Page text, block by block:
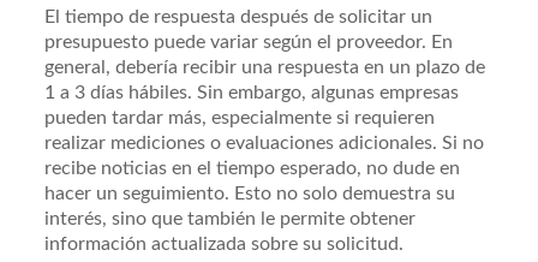
El tiempo de respuesta después de solicitar un
presupuesto puede variar según el proveedor. En
general, debería recibir una respuesta en un plazo de
1 a 3 días hábiles. Sin embargo, algunas empresas
pueden tardar más, especialmente si requieren
realizar mediciones o evaluaciones adicionales. Si no
recibe noticias en el tiempo esperado, no dude en
hacer un seguimiento. Esto no solo demuestra su
interés, sino que también le permite obtener
información actualizada sobre su solicitud.